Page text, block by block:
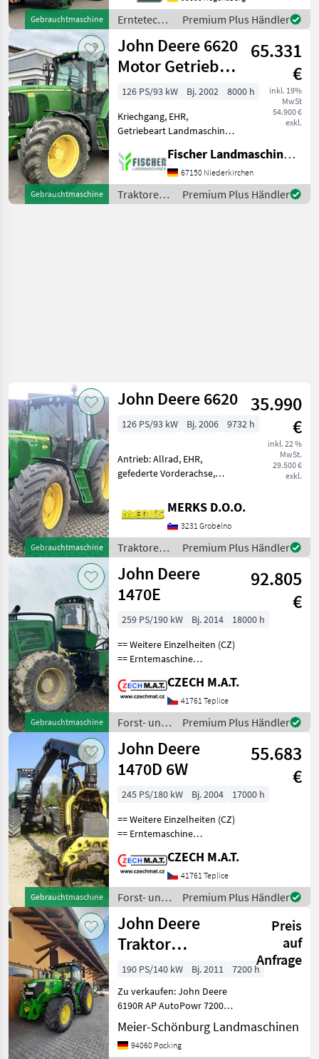
Gebrauchtmaschine
vorne optional: Reifen nach
Wahl oder Ketten m
Erntetechnik
Ackerbau /
John Deere
Premium Plus Händler
Gebrauchtmaschine
John Deere 6620
Motor Getriebe
neu
65.331
€
inkl. 19%
MwSt
54.900 €
exkl.
126 PS/93 kW Bj. 2002
8000 h
Kriechgang, EHR,
Getriebeart Landmaschine:
Antrieb: Allrad, Luftsitz,
Zapfwellendrehzahl:
540/540E/1000,
Klimaanlage, gefederte
Fischer Landmaschinen GmbH
67150 Niederkirchen
Traktoren /
John Deere
Premium Plus Händler
Gebrauchtmaschine
John Deere 6620
35.990
€
inkl. 22 %
MwSt.
29.500 €
exkl.
126 PS/93 kW Bj. 2006 9732 h
Antrieb: Allrad, EHR,
gefederte Vorderachse,
Klimaanlage,
Zapfwellendrehzahl:
540/540E/1000 JOHN DEERE
6620 PREMIUM MOTOR
John Deere 6-Zylinder mit
Tu
MERKS D.O.O.
3231 Grobelno
Traktoren /
John Deere
Premium Plus Händler
Gebrauchtmaschine
John Deere
1470E
92.805
€
259 PS/190 kW Bj. 2014
18000 h
== Weitere Einzelheiten (CZ)
== Erntemaschine
2014 Laufleistung 17 000
Motorstunden 190 kW
Motor Gewicht 22.9t 6x6
Antrieb Mähdrescherkopf
CZECH M.A.T.
41761 Teplice
Forst- und
Holztechnik
/ John
Deere
Premium Plus Händler
Gebrauchtmaschine
John Deere
1470D 6W
55.683
€
245 PS/180 kW Bj. 2004
17000 h
== Weitere Einzelheiten (CZ)
== Erntemaschine
Timberjack Jahr 2004
(Modell wurde nur 2002-
2006 produziert) 17 000
Motorstunden keine
unnötige El
CZECH M.A.T.
41761 Teplice
Forst- und
Holztechnik
/ John
Deere
Premium Plus Händler
John Deere
Traktor
gebraucht 6190R
AutoPowr
Preis
auf
Anfrage
190 PS/140 kW Bj. 2011
7200 h
Zu verkaufen: John Deere
6190R AP AutoPowr 7200
Std, sofort verfügbar, AHK
höhenverstellbar, feste K80,
Starfire Vorbereitung,
Meier-Schönburg Landmaschinen
94060 Pocking